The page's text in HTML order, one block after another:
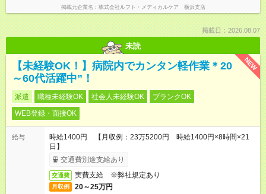
掲載元企業名 株式会社ルフト・メディカルケア 横浜支店
掲載日：2026.08.07
未読
NEW
【未経験OK！】病院内でカンタン軽作業＊20
～60代活躍中”！
派遣 職種未経験OK 社会人未経験OK
ブランクOK
WEB登録・面接OK
給与
時給1400円 【月収例：23万5200円 時給1400円×8時間×21
日】
交通費別途支給あり
交通費 実費支給 ※弊社規定あり
月収例 20～25万円